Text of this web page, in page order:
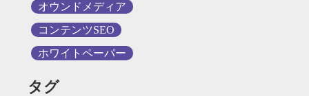
オウンドメディア
コンテンツSEO
ホワイトペーパー
タグ